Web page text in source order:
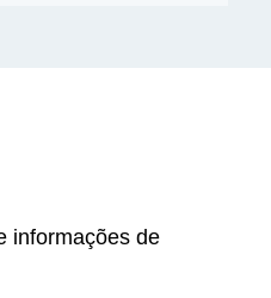
informações de